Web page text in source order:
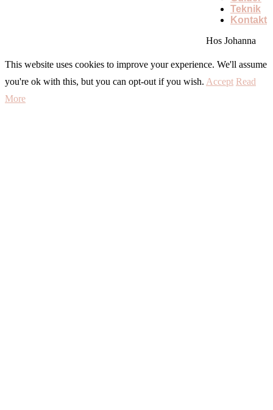
Teknik
Kontakt
Hos Johanna
This website uses cookies to improve your experience. We'll assume
you're ok with this, but you can opt-out if you wish. Accept Read
More